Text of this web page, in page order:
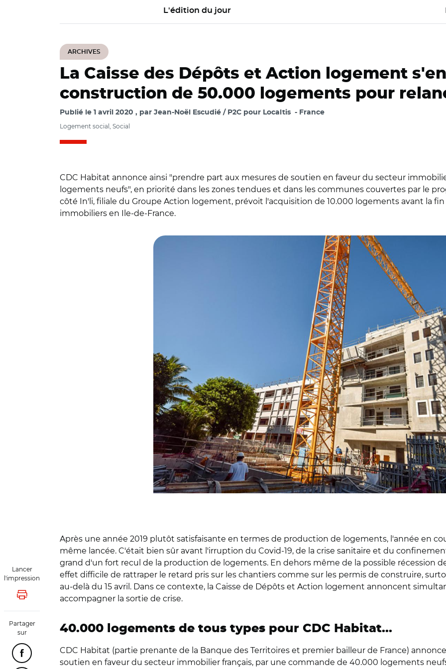
L'édition du jour
ARCHIVES
Lancer
l'impression
Lancer l'impression
Partager
sur
Partager cette page sur Facebook
La Caisse des Dépôts et Action logement
construction de 50.000 logements pour
Publié le 1 avril 2020 par Jean-Noël Escudié / P2C pour Localtis France
Logement social, Social
CDC Habitat annonce ainsi "prendre part aux mesures de soutien en faveur du secteur
logements neufs", en priorité dans les zones tendues et dans les communes couvertes par le
côté In'li, filiale du Groupe Action logement, prévoit l'acquisition de 10.000 logements avant la
immobiliers en Ile-de-France.
Après une année 2019 plutôt satisfaisante en termes de production de logements, l'année en
même lancée. C'était bien sûr avant l'irruption du Covid-19, de la crise sanitaire et du
grand d'un fort recul de la production de logements. En dehors même de la possible récession
effet difficile de rattraper le retard pris sur les chantiers comme sur les permis de construire,
au-delà du 15 avril. Dans ce contexte, la Caisse de Dépôts et Action logement annoncent
accompagner la sortie de crise.
40.000 logements de tous types pour CDC Habitat...
CDC Habitat (partie prenante de la Banque des Territoires et premier bailleur de France)
soutien en faveur du secteur immobilier français, par une commande de 40.000 logements